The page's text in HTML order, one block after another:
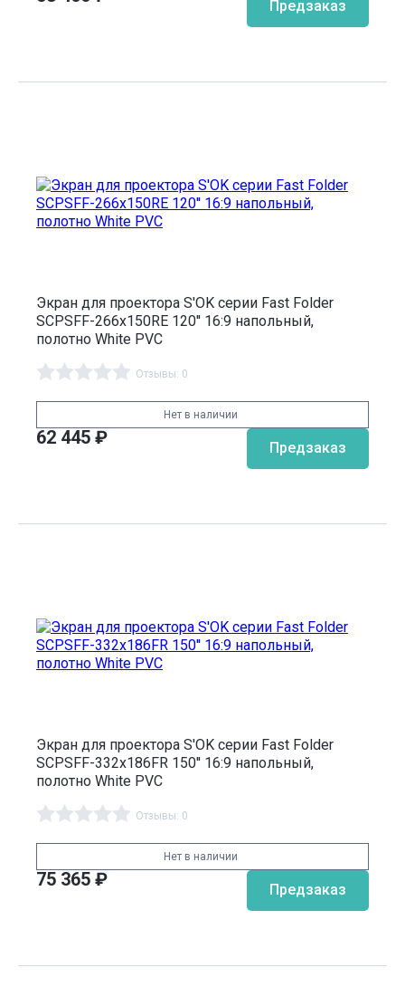
Предзаказ
Экран для проектора S'OK серии Fast Folder
SCPSFF-266x150RE 120'' 16:9 напольный,
полотно White PVC
Отзывы: 0
Нет в наличии
62 445 ₽ Предзаказ
Экран для проектора S'OK серии Fast Folder
SCPSFF-332x186FR 150'' 16:9 напольный,
полотно White PVC
Отзывы: 0
Нет в наличии
75 365 ₽ Предзаказ